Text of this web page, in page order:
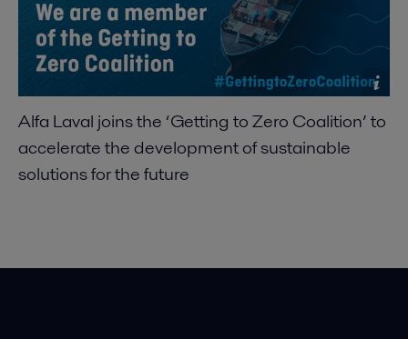
Alfa Laval joins the ‘Getting to Zero Coalition’ to
accelerate the development of sustainable
solutions for the future